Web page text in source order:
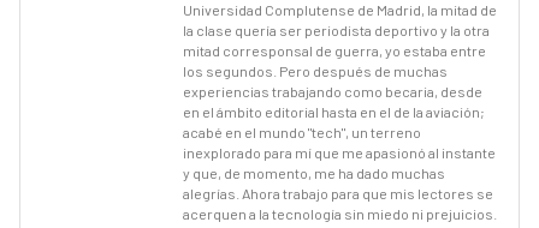
Universidad Complutense de Madrid, la mitad de
la clase quería ser periodista deportivo y la otra
mitad corresponsal de guerra, yo estaba entre
los segundos. Pero después de muchas
experiencias trabajando como becaria, desde
en el ámbito editorial hasta en el de la aviación;
acabé en el mundo "tech", un terreno
inexplorado para mí que me apasionó al instante
y que, de momento, me ha dado muchas
alegrías. Ahora trabajo para que mis lectores se
acerquen a la tecnología sin miedo ni prejuicios.